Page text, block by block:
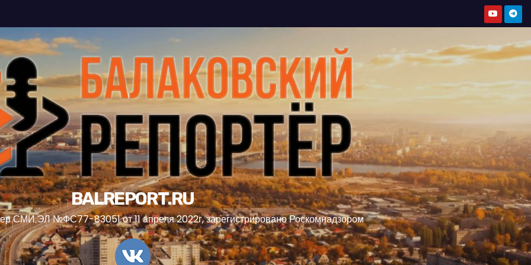
BALREPORT.RU
СМИ ЭЛ №ФС77-83051 от 11 апреля 2022г, зарегистрировано Роскомнадзором